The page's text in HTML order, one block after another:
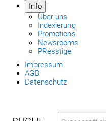
Info
Über uns
Indexierung
Promotions
Newsrooms
PResstige
Impressum
AGB
Datenschutz